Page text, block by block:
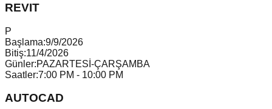
REVIT
P
Başlama:9/9/2026
Bitiş:11/4/2026
Günler:PAZARTESİ-ÇARŞAMBA
Saatler:7:00 PM - 10:00 PM
AUTOCAD